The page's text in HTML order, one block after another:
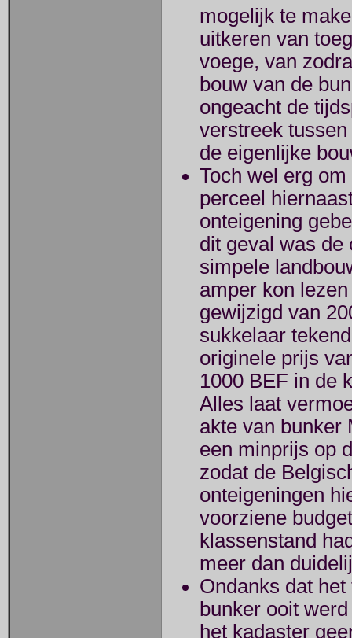
mogelijk te
uitkeren van
voege, van
bouw van de
ongeacht de
verstreek
de eigenlijke
Toch wel erg
perceel
onteigening
dit geval was de
simpele
amper kon
gewijzigd van
sukkelaar
originele prijs
1000 BEF in de
Alles laat
akte van bunker
een minprijs op
zodat de
onteigeningen
voorziene
klassenstand
meer dan
Ondanks dat
bunker ooit
het kadaster